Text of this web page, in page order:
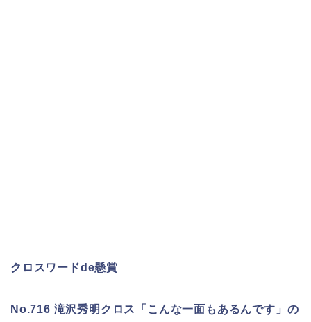
クロスワードde懸賞
No.716 滝沢秀明クロス「こんな一面もあるんです」の